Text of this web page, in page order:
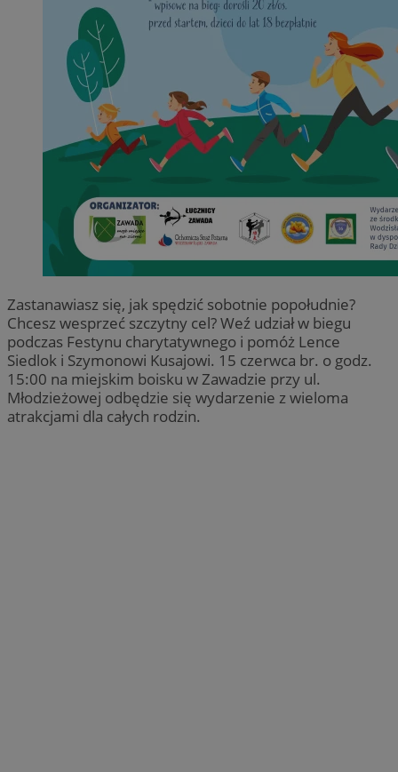
Zastanawiasz się, jak spędzić sobotnie popołudnie?
Chcesz wesprzeć szczytny cel? Weź udział w biegu
podczas Festynu charytatywnego i pomóż Lence
Siedlok i Szymonowi Kusajowi. 15 czerwca br. o godz.
15:00 na miejskim boisku w Zawadzie przy ul.
Młodzieżowej odbędzie się wydarzenie z wieloma
atrakcjami dla całych rodzin.